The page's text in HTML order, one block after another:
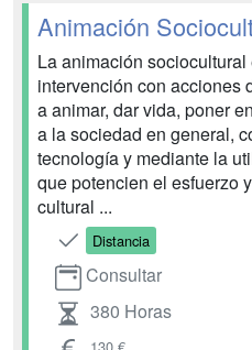
Animación
La animación
intervención con acciones
a animar, dar vida, poner
a la sociedad en general,
tecnología y mediante la
que potencien el esfuerzo
cultural ...
Distancia
Consultar
380 Horas